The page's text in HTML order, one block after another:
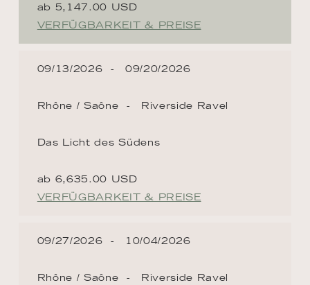
ab 5,147.00 USD
VERFÜGBARKEIT & PREISE
09/13/2026 09/20/2026
Rhône / Saône Riverside Ravel
Das Licht des Südens
ab 6,635.00 USD
VERFÜGBARKEIT & PREISE
09/27/2026 10/04/2026
Rhône / Saône Riverside Ravel